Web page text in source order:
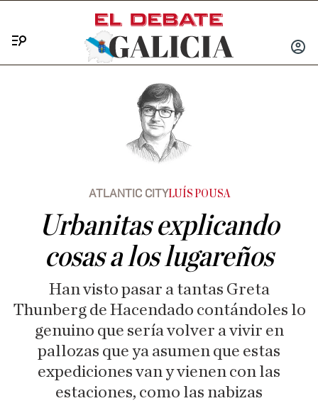
INICIAR
ATLANTIC CITYLUÍS POUSA
Urbanitas explicando
cosas a los lugareños
Han visto pasar a tantas Greta
Thunberg de Hacendado contándoles lo
genuino que sería volver a vivir en
pallozas que ya asumen que estas
expediciones van y vienen con las
estaciones, como las nabizas